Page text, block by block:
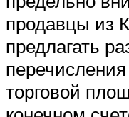
продавцы из
предлагать
торговой